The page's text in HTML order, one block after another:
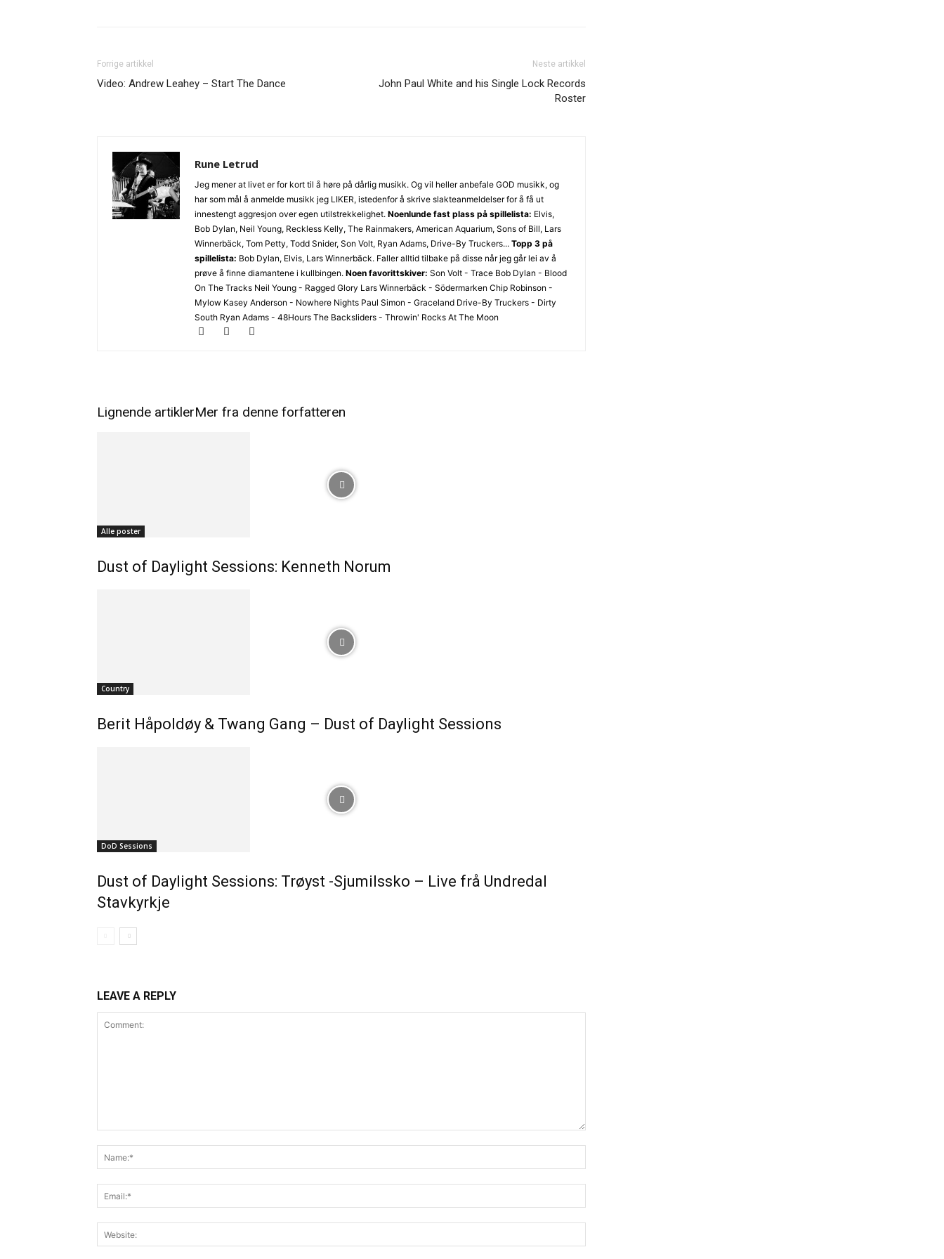
Forrige artikkel
Video: Andrew Leahey – Start The Dance
Neste artikkel
John Paul White and his Single Lock Records
Roster
Rune Letrud
Jeg mener at livet er for kort til å høre på dårlig musikk. Og vil heller anbefale GOD musikk, og
har som mål å anmelde musikk jeg LIKER, istedenfor å skrive slakteanmeldelser for å få ut
innestengt aggresjon over egen utilstrekkelighet. Noenlunde fast plass på spillelista: Elvis,
Bob Dylan, Neil Young, Reckless Kelly, The Rainmakers, American Aquarium, Sons of Bill, Lars
Winnerbäck, Tom Petty, Todd Snider, Son Volt, Ryan Adams, Drive-By Truckers... Topp 3 på
spillelista: Bob Dylan, Elvis, Lars Winnerbäck. Faller alltid tilbake på disse når jeg går lei av å
prøve å finne diamantene i kullbingen. Noen favorittskiver: Son Volt - Trace Bob Dylan - Blood
On The Tracks Neil Young - Ragged Glory Lars Winnerbäck - Södermarken Chip Robinson -
Mylow Kasey Anderson - Nowhere Nights Paul Simon - Graceland Drive-By Truckers - Dirty
South Ryan Adams - 48Hours The Backsliders - Throwin' Rocks At The Moon
Lignende artiklerMer fra denne forfatteren
Alle poster
Dust of Daylight Sessions: Kenneth Norum
Country
Berit Håpoldøy & Twang Gang – Dust of Daylight Sessions
DoD Sessions
Dust of Daylight Sessions: Trøyst -Sjumilssko – Live frå Undredal
Stavkyrkje
LEAVE A REPLY